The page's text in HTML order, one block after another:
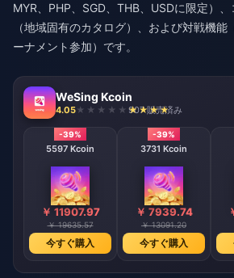
MYR、PHP、SGD、THB、USDに限定）
（地域固有のカタログ）、および対戦機能
ーナメント参加）です。
WeSing Kcoin
4.05 907 販売済み
-39%
5597 Kcoin
￥ 11907.97
￥ 19635.57
今すぐ購入
-39%
3731 Kcoin
￥ 7939.74
￥ 13091.20
今すぐ購入